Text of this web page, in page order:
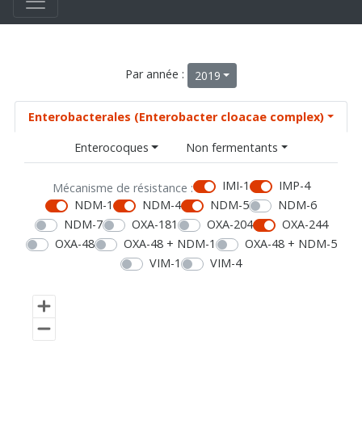
Par année : 2019
Enterobacterales (Enterobacter cloacae complex)
Enterocoques
Non fermentants
Mécanisme de résistance : IMI-1
IMP-4
NDM-1
NDM-4 NDM-5
NDM-6
NDM-7
OXA-181 OXA-204
OXA-244
OXA-48
OXA-48 + NDM-1
OXA-48 + NDM-5
VIM-1
VIM-4